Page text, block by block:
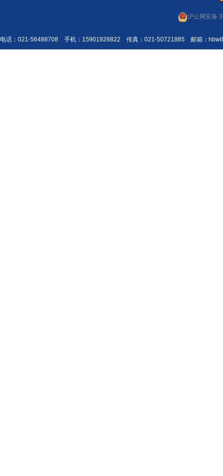
沪公网安备
电话：021-56488708 手机：15901928822 传真：021-50721885 邮箱：